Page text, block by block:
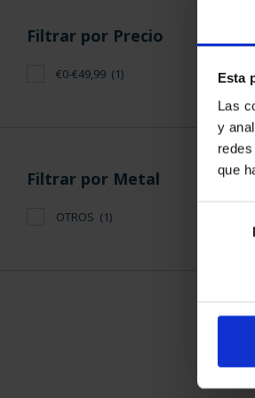
Esta
Las
y
que
Filtrar por Precio
€0-€49,99 (1)
Filtrar por Metal
OTROS (1)